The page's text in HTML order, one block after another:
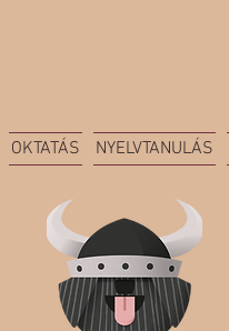
OKTATÁS NYELVTANULÁS